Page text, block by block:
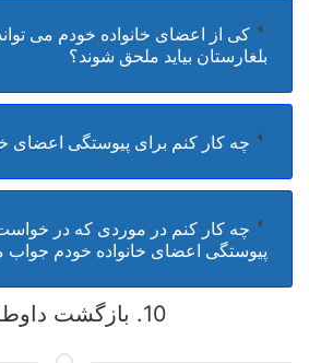
کی از اعضای خانواده خودم می
بلغارستان بیاید ملحق شوند؟
چه کار کنم برای پیوستگی اعضای
چه کار کنم در موردی که در
پیوستگی اعضای خانواده خودم
10. بازگشت داوطلبانه